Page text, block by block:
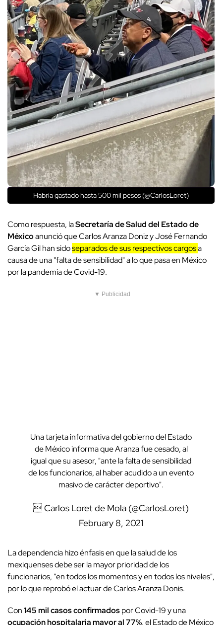
Habría gastado hasta 500 mil pesos (@CarlosLoret)
Como respuesta, laSecretaría de Salud del Estado de
Méxicoanunció que Carlos Aranza Doniz y José Fernando
García Gil han sidoseparados de sus respectivos cargosa
causa de una "falta de sensibilidad" a lo que pasa en México
por la pandemia de Covid-19.
▼ Publicidad
Una tarjeta informativa del gobierno del Estado
de México informa que Aranza fue cesado, al
igual que su asesor, "ante la falta de sensibilidad
de los funcionarios, al haber acudido a un evento
masivo de carácter deportivo".
 Carlos Loret de Mola (@CarlosLoret)
February 8, 2021
La dependencia hizo énfasis en que la salud de los
mexiquenses debe ser la mayor prioridad de los
funcionarios, "en todos los momentos y en todos los niveles",
por lo que reprobó el actuar de Carlos Aranza Donis.
Con145 mil casos confirmadospor Covid-19 y una
ocupación hospitalaria mayor al 77%, el Estado de México